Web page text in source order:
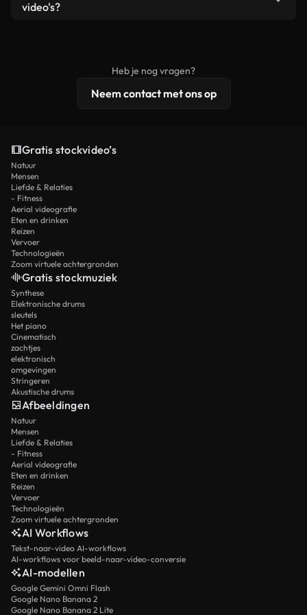
remixen. Zorg er wel voor dat het eindproduct
video's?
licentiebescherming omvat.
Heb je nog vragen?
Neem contact met ons op
Gratis stockvideo’s
Natuur
Mensen
Liefde & Relaties
- Fitness
Aerial videografie
Eten en drinken
Reizen
Vervoer
Technologieën
Zoom virtuele achtergronden
Gratis stockmuziek
Synthese
Elektronische drums
sleutels
Het piano
Cinematisch
zachtjes
elektronisch
omgevingen
Stringeren
Akustische drums
Afbeeldingen
Natuur
Mensen
Liefde & Relaties
- Fitness
Aerial videografie
Eten en drinken
Reizen
Vervoer
Technologieën
Zoom virtuele achtergronden
AI Workflows
Tekst-naar-video AI-workflows
AI-workflows voor beeld-naar-video-conversie
AI-modellen
Google Gemini Omni Flash
Google Nano Banana 2
Google Nano Banana 2 Lite